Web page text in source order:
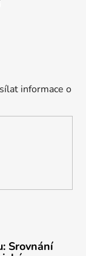
informace o
Srovnání